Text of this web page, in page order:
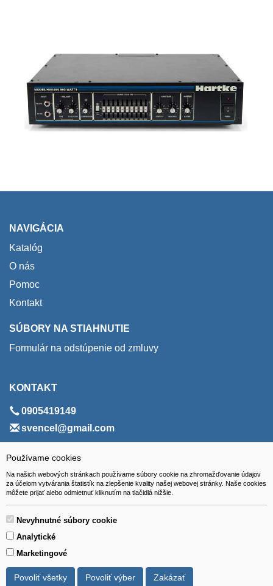
Používame cookies
Na našich webových stránkach používame súbory cookie na zhromažďovanie údajov
za účelom vytvárania štatistík na zlepšenie kvality našej webovej stránky. Naše cookies
môžete prijať alebo odmietnuť kliknutím na tlačidlá nižšie.
Nevyhnutné súbory cookie
Analytické
Marketingové
Povoliť všetky Povoliť výber Zakázať
NAVIGÁCIA
Katalóg
O nás
Pomoc
Kontakt
SÚBORY NA STIAHNUTIE
Formulár na odstúpenie od zmluvy
KONTAKT
0905419149
svencel@gmail.com
ADRESA
VEST - tech s.r.o.
Hviezdoslavova 280/6, 965 01 Žiar nad Hronom
Slovakia (Slovak Republic)
Všetky ceny sú uvádzané vrátane DPH.